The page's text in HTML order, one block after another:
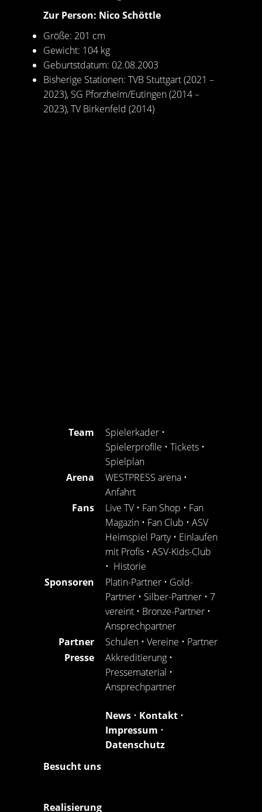
Zur Person: Nico Schöttle
Größe: 201 cm
Gewicht: 104 kg
Geburtstdatum: 02.08.2003
Bisherige Stationen: TVB Stuttgart (2021 –
2023), SG Pforzheim/Eutingen (2014 –
2023), TV Birkenfeld (2014)
Team Spielerkader •
Spielerprofile • Tickets •
Spielplan
Arena
WESTPRESS arena •
Anfahrt
Fans
Live TV • Fan Shop • Fan
Magazin • Fan Club • ASV
Heimspiel Party• Einlaufen
mit Profis • ASV-Kids-Club
• Historie
Sponsoren
Platin-Partner • Gold-
Partner • Silber-Partner • 7
vereint • Bronze-Partner •
Ansprechpartner
Partner
Schulen • Vereine • Partner
Presse
Akkreditierung •
Pressematerial •
Ansprechpartner
News • Kontakt •
Impressum •
Datenschutz
Besucht uns
Realisierung